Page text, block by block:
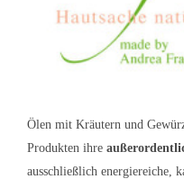
Ölen mit Kräutern und
Produkten ihre
ausschließlich energiereiche,